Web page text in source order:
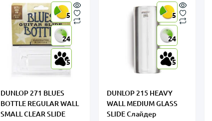
5
24
5
DUNLOP 271 BLUES
BOTTLE REGULAR WALL
SMALL CLEAR SLIDE
5
24
5
DUNLOP 215 HEAVY
WALL MEDIUM GLASS
SLIDE Слайдер